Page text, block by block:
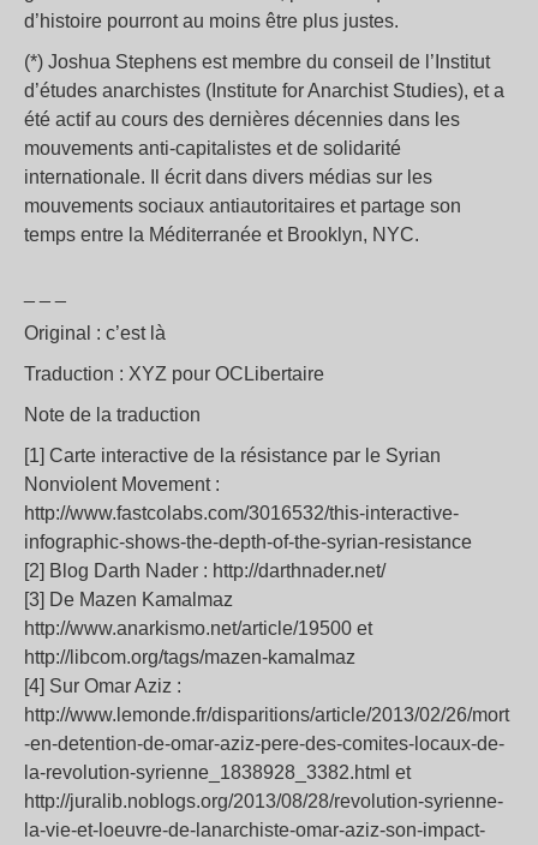
d’histoire pourront au moins être plus justes.
(*) Joshua Stephens est membre du conseil de l’Institut
d’études anarchistes (Institute for Anarchist Studies), et a
été actif au cours des dernières décennies dans les
mouvements anti-capitalistes et de solidarité
internationale. Il écrit dans divers médias sur les
mouvements sociaux antiautoritaires et partage son
temps entre la Méditerranée et Brooklyn, NYC.
Original : c’est là
Traduction : XYZ pour OCLibertaire
Note de la traduction
[1] Carte interactive de la résistance par le Syrian
Nonviolent Movement :
http://www.fastcolabs.com/3016532/this-interactive-
infographic-shows-the-depth-of-the-syrian-resistance
[2] Blog Darth Nader : http://darthnader.net/
[3] De Mazen Kamalmaz
http://www.anarkismo.net/article/19500 et
http://libcom.org/tags/mazen-kamalmaz
[4] Sur Omar Aziz :
http://www.lemonde.fr/disparitions/article/2013/02/26/mort
-en-detention-de-omar-aziz-pere-des-comites-locaux-de-
la-revolution-syrienne_1838928_3382.html et
http://juralib.noblogs.org/2013/08/28/revolution-syrienne-
la-vie-et-loeuvre-de-lanarchiste-omar-aziz-son-impact-